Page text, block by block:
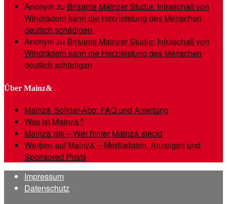
Anonymzu Brisante Mainzer Studie: Infraschall von
Windrädern kann die Herzleistung des Menschen
deutlich schädigen
Anonymzu Brisante Mainzer Studie: Infraschall von
Windrädern kann die Herzleistung des Menschen
deutlich schädigen
Über Mainz&
Mainz& Solidar-Abo: FAQ und Anleitung
Was ist Mainz&?
Mainz& gik – Wer hinter Mainz& steckt
Werben auf Mainz& – Mediadaten, Anzeigen und
Sponsored Posts
Impressum
Datenschutz